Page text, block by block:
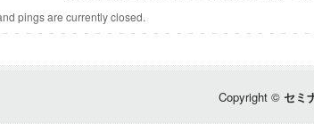
pings are currently closed.
Copyright © セミ